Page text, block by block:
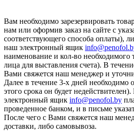
Вам необходимо зарезервировать
нам или оформив заказ на сайте с
соответствующего способа оплаты),
наш электронный ящик
наименование и кол-во необходимого
лица для выставления счета). В
Вами свяжется наш менеджер и
Далее в течение 3-х дней необходимо
этого срока он будет
электронный ящик info@penofol.by
проведенное банком, и в письме
После чего с Вами свяжется наш
доставки, либо самовывоза.